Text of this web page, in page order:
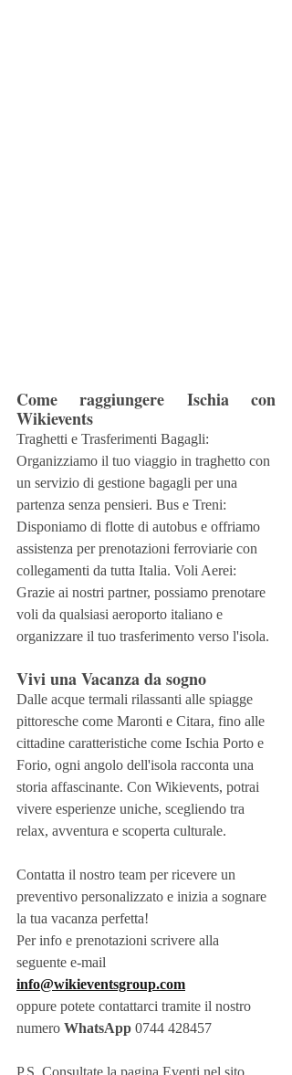
Come raggiungere Ischia con
Wikievents
Traghetti e Trasferimenti Bagagli:
Organizziamo il tuo viaggio in traghetto con
un servizio di gestione bagagli per una
partenza senza pensieri. Bus e Treni:
Disponiamo di flotte di autobus e offriamo
assistenza per prenotazioni ferroviarie con
collegamenti da tutta Italia. Voli Aerei:
Grazie ai nostri partner, possiamo prenotare
voli da qualsiasi aeroporto italiano e
organizzare il tuo trasferimento verso l'isola.
Vivi una Vacanza da sogno
Dalle acque termali rilassanti alle spiagge
pittoresche come Maronti e Citara, fino alle
cittadine caratteristiche come Ischia Porto e
Forio, ogni angolo dell'isola racconta una
storia affascinante. Con Wikievents, potrai
vivere esperienze uniche, scegliendo tra
relax, avventura e scoperta culturale.
Contatta il nostro team per ricevere un
preventivo personalizzato e inizia a sognare
la tua vacanza perfetta!
Per info e prenotazioni scrivere alla
seguente e-mail
info@wikieventsgroup.com
oppure potete contattarci tramite il nostro
numero WhatsApp 0744 428457
P.S. Consultate la pagina Eventi nel sito.